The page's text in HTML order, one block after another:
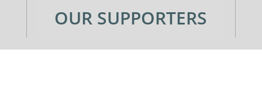
OUR SUPPORTERS